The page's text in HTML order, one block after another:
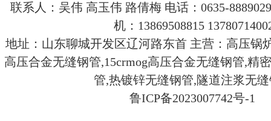
联系人：吴伟 高玉伟 路倩梅 电话：0635-
机：13869508815
地址：山东聊城开发区辽河路东首 主营：高压锅
高压合金无缝钢管,15crmog高压合金无缝钢管,精
管,热镀锌无缝钢管,隧道注浆无
鲁ICP备2023007742号-1